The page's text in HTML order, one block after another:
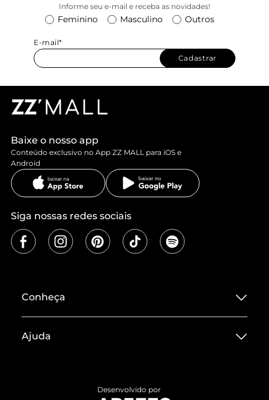
Informe seu e-mail e receba as novidades!
Feminino Masculino Outros
E-mail*
Cadastrar
Baixe o nosso app
Conteúdo exclusivo no App ZZ MALL para iOS e
Android
Siga nossas redes sociais
Conheça
Termos de Uso
Ajuda
Desenvolvido por